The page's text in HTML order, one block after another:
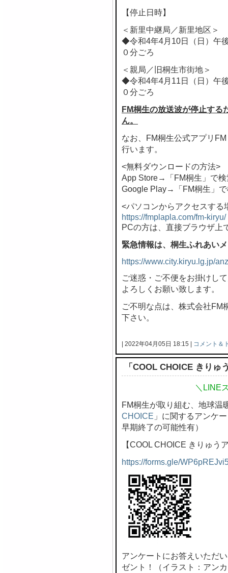
【停止日時】
＜新里中継局／新里地区＞
◆令和4年4月10日（日）午
０分ごろ
＜親局／旧桐生市街地＞
◆令和4年4月11日（日）午
０分ごろ
FM桐生の放送波が停止する
ん。
なお、FM桐生公式アプリ
行います。
<無料ダウンロードの方法>
App Store→「FM桐生」で検
Google Play→「FM桐生」
<パソコンからアクセスする
https://fmplapla.com/fm-kiryu/
PCの方は、直接ブラウザ上
緊急情報は、桐生ふれあい
https://www.city.kiryu.lg.jp/
ご迷惑・ご不便をお掛けし
よろしくお願い致します。
ご不明な点は、株式会社FM
下さい。
| 2022年04月05日 18:15 | コメント＆
「COOL CHOICE きり
＼LINE
FM桐生が取り組む、地球温
CHOICE 」に関するアンケ
早期終了の可能性有）
【COOL CHOICE きりゅう
https://forms.gle/
アンケートにお答えいただ
ゼント！（イラスト：アン